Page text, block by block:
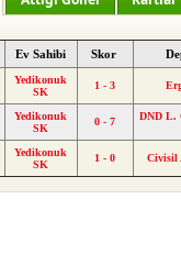
Ev Sahibi Skor
Yedikonuk
SK
1 - 3
Yedikonuk
SK
0 - 7 DND L.
Yedikonuk
SK
1 - 0 Civisil